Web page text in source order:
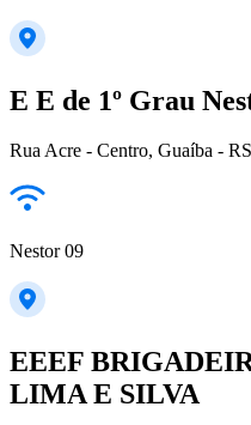
E E de 1º Grau
Rua Acre - Centro, Guaíba -
Nestor 09
EEEF
LIMA E SILVA